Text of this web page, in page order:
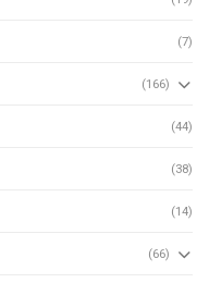
(7)
(166)
(44)
(38)
(14)
(66)